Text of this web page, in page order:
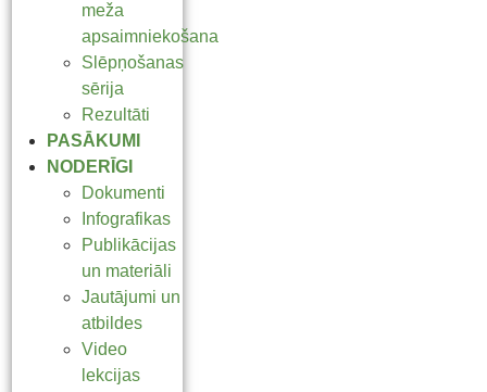
meža
apsaimniekošana
Slēpņošanas
sērija
Rezultāti
PASĀKUMI
NODERĪGI
Dokumenti
Infografikas
Publikācijas
un materiāli
Jautājumi un
atbildes
Video
lekcijas